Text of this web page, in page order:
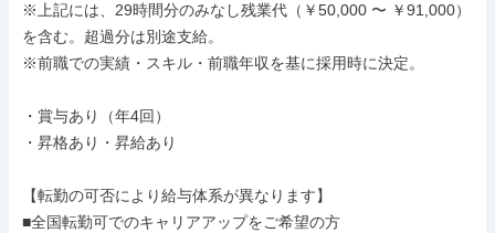
※上記には、29時間分のみなし残業代（￥50,000 〜 ￥91,000）
を含む。超過分は別途支給。
※前職での実績・スキル・前職年収を基に採用時に決定。
・賞与あり（年4回）
・昇格あり・昇給あり
【転勤の可否により給与体系が異なります】
■全国転勤可でのキャリアアップをご希望の方